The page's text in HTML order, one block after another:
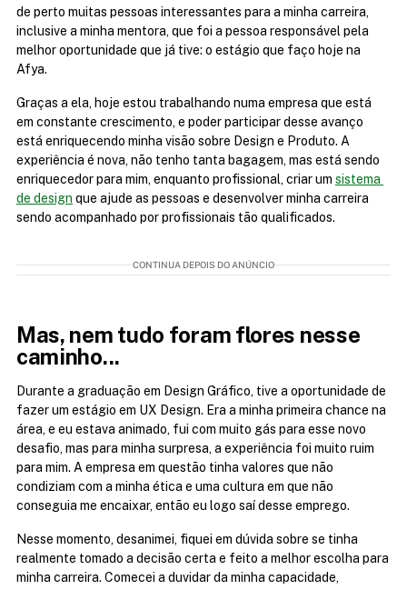
de perto muitas pessoas interessantes para a minha carreira,
inclusive a minha mentora, que foi a pessoa responsável pela
melhor oportunidade que já tive: o estágio que faço hoje na
Afya.
Graças a ela, hoje estou trabalhando numa empresa que está
em constante crescimento, e poder participar desse avanço
está enriquecendo minha visão sobre Design e Produto. A
experiência é nova, não tenho tanta bagagem, mas está sendo
enriquecedor para mim, enquanto profissional, criar um sistema
de design que ajude as pessoas e desenvolver minha carreira
sendo acompanhado por profissionais tão qualificados.
CONTINUA DEPOIS DO ANÚNCIO
Mas, nem tudo foram flores nesse
caminho...
Durante a graduação em Design Gráfico, tive a oportunidade de
fazer um estágio em UX Design. Era a minha primeira chance na
área, e eu estava animado, fui com muito gás para esse novo
desafio, mas para minha surpresa, a experiência foi muito ruim
para mim. A empresa em questão tinha valores que não
condiziam com a minha ética e uma cultura em que não
conseguia me encaixar, então eu logo saí desse emprego.
Nesse momento, desanimei, fiquei em dúvida sobre se tinha
realmente tomado a decisão certa e feito a melhor escolha para
minha carreira. Comecei a duvidar da minha capacidade,